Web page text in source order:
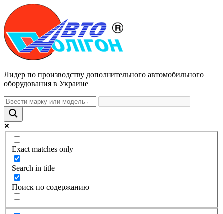
Лидер по производству дополнительного автомобильного
оборудования в Украине
Exact matches only
Search in title
Поиск по содержанию